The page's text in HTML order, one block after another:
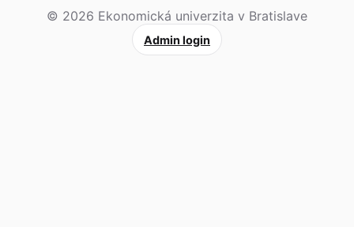
© 2026 Ekonomická univerzita v Bratislave
Admin login